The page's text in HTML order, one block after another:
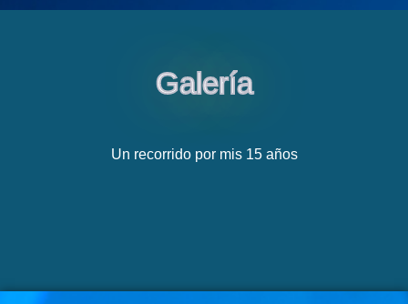
Galería
Un recorrido por mis 15 años